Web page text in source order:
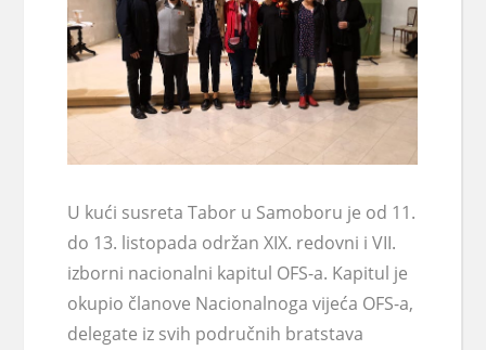
U kući susreta Tabor u Samoboru je od 11.
do 13. listopada održan XIX. redovni i VII.
izborni nacionalni kapitul OFS-a. Kapitul je
okupio članove Nacionalnoga vijeća OFS-a,
delegate iz svih područnih bratstava